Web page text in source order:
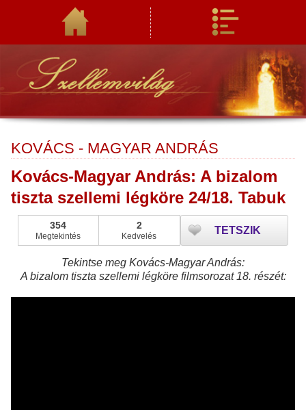
KOVÁCS - MAGYAR ANDRÁS
Kovács-Magyar András: A bizalom
tiszta szellemi légköre 24/18. Tabuk
354
Megtekintés
2
Kedvelés TETSZIK
Tekintse meg Kovács-Magyar András:
A bizalom tiszta szellemi légköre filmsorozat 18. részét: